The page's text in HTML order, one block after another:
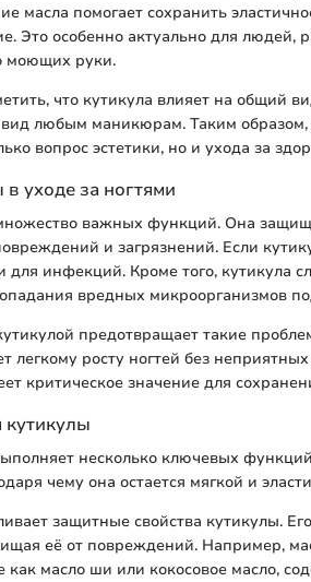
масла помогает сохранить
Это особенно актуально для людей,
моющих руки.
что кутикула влияет на общий
любым маникюрам. Таким образом,
вопрос эстетики, но и ухода за
уходе за ногтями
важных функций. Она
и загрязнений. Если
для инфекций. Кроме того, кутикула
вредных микроорганизмов
предотвращает такие
легкому росту ногтей без
критическое значение для
несколько ключевых
чему она остается мягкой и
защитные свойства кутикулы.
её от повреждений. Например,
как масло ши или кокосовое масло,